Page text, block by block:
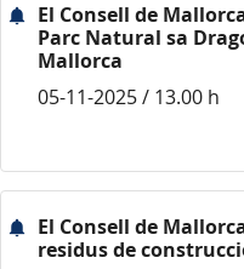
El Consell de
Parc Natural sa
Mallorca
05-11-2025 / 13.00 h
El Consell de
residus de